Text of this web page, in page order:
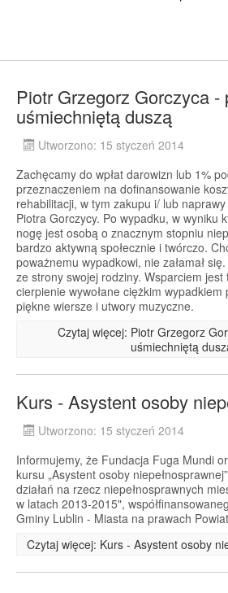
Piotr Grzegorz Gorczyca -
uśmiechniętą duszą
Utworzono: 15 styczeń 2014
Zachęcamy do wpłat darowizn lub 1%
przeznaczeniem na dofinansowanie
rehabilitacji, w tym zakupu i/ lub
Piotra Gorczycy. Po wypadku, w wyniku
nogę jest osobą o znacznym stopniu
bardzo aktywną społecznie i twórczo.
poważnemu wypadkowi, nie załamał
ze strony swojej rodziny. Wsparciem
cierpienie wywołane ciężkim wypadkiem
piękne wiersze i utwory muzyczne.
Czytaj więcej: Piotr Grzegorz
uśmiechniętą
Kurs - Asystent osoby
Utworzono: 15 styczeń 2014
Informujemy, że Fundacja Fuga Mundi
kursu „Asystent osoby
działań na rzecz niepełnosprawnych
w latach 2013-2015",
Gminy Lublin - Miasta na prawach
Czytaj więcej: Kurs - Asystent osoby